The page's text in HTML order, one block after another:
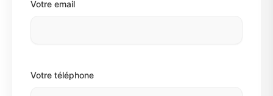
Votre email
Votre téléphone